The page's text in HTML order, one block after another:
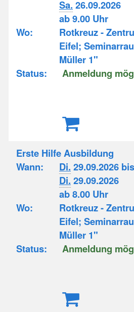
Sa. 26.09.2026
ab 9.00 Uhr
Wo:
Rotkreuz -
Eifel;
Müller 1"
Status:
Anmeldung
Erste Hilfe Ausbildung
Wann:
Di. 29.09.2026 bis
Di. 29.09.2026
ab 8.00 Uhr
Wo:
Rotkreuz -
Eifel;
Müller 1"
Status:
Anmeldung